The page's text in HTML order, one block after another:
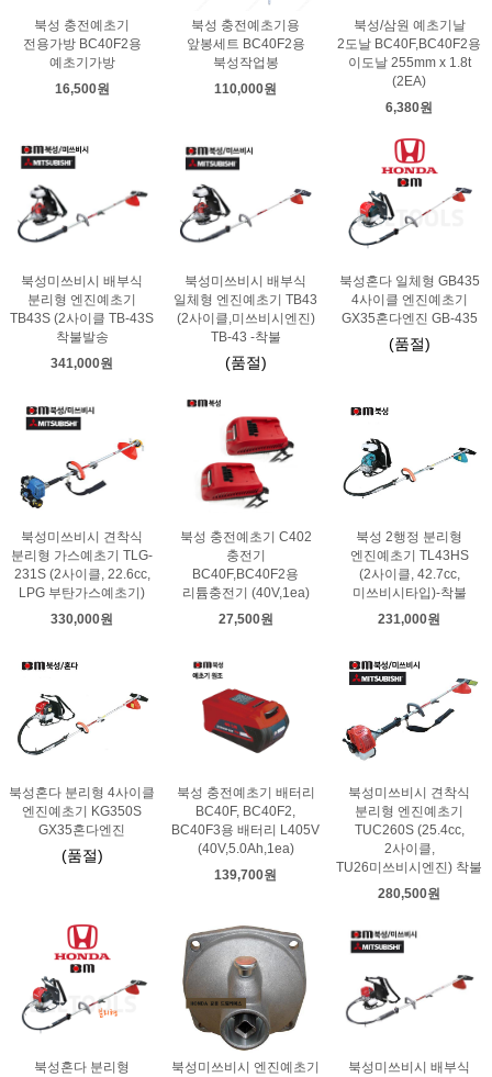
북성 충전예초기
전용가방 BC40F2용
예초기가방
16,500원
북성 충전예초기용
앞봉세트 BC40F2용
북성작업봉
110,000원
북성/삼원 예초기날
2도날 BC40F,BC40F2용
이도날 255mm x 1.8t
(2EA)
6,380원
북성미쓰비시 배부식
분리형 엔진예초기
TB43S (2사이클 TB-43S
착불발송
341,000원
북성미쓰비시 배부식
일체형 엔진예초기 TB43
(2사이클,미쓰비시엔진)
TB-43 -착불
(품절)
북성혼다 일체형 GB435
4사이클 엔진예초기
GX35혼다엔진 GB-435
(품절)
북성미쓰비시 견착식
분리형 가스예초기 TLG-
231S (2사이클, 22.6cc,
LPG 부탄가스예초기)
330,000원
북성 충전예초기 C402
충전기
BC40F,BC40F2용
리튬충전기 (40V,1ea)
27,500원
북성 2행정 분리형
엔진예초기 TL43HS
(2사이클, 42.7cc,
미쓰비시타입)-착불
231,000원
북성혼다 분리형 4사이클
엔진예초기 KG350S
GX35혼다엔진
(품절)
북성 충전예초기 배터리
BC40F, BC40F2,
BC40F3용 배터리 L405V
(40V,5.0Ah,1ea)
139,700원
북성미쓰비시 견착식
분리형 엔진예초기
TUC260S (25.4cc,
2사이클,
TU26미쓰비시엔진) 착불
280,500원
북성혼다 분리형
북성미쓰비시 엔진예초기
북성미쓰비시 배부식